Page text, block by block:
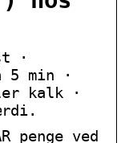
·
5 min ·
kalk ·
penge ved